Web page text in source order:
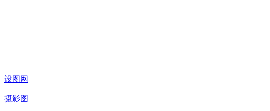
设图网
摄影图